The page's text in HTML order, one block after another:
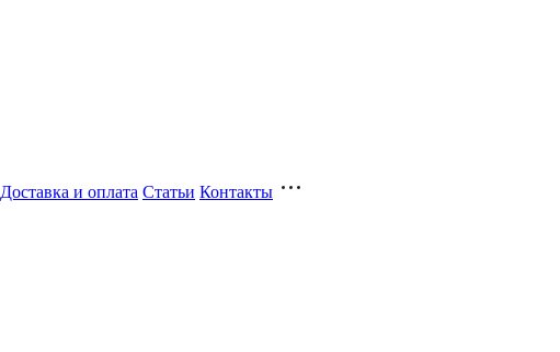
Доставка и оплата Статьи Контакты